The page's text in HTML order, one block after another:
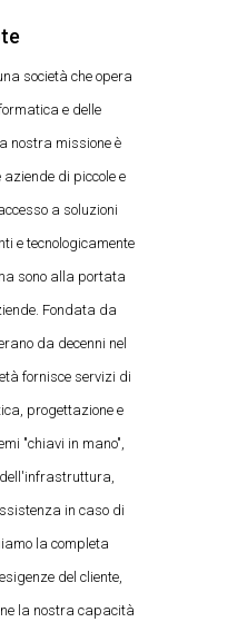
società che opera
e delle
nostra missione è
di piccole e
a soluzioni
e tecnologicamente
sono alla portata
Fondata da
da decenni nel
fornisce servizi di
progettazione e
"chiavi in mano",
in caso di
la completa
del cliente,
la nostra capacità